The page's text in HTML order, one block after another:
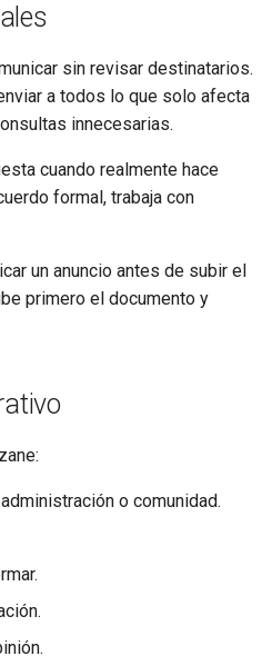
sin revisar destinatarios.
a todos lo que solo afecta
innecesarias.
cuando realmente hace
formal, trabaja con
un anuncio antes de subir el
primero el documento y
o comunidad.